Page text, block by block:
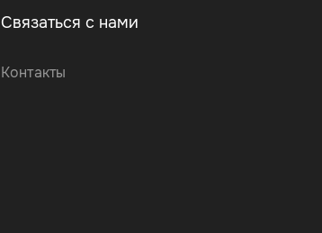
Связаться с нами
Контакты